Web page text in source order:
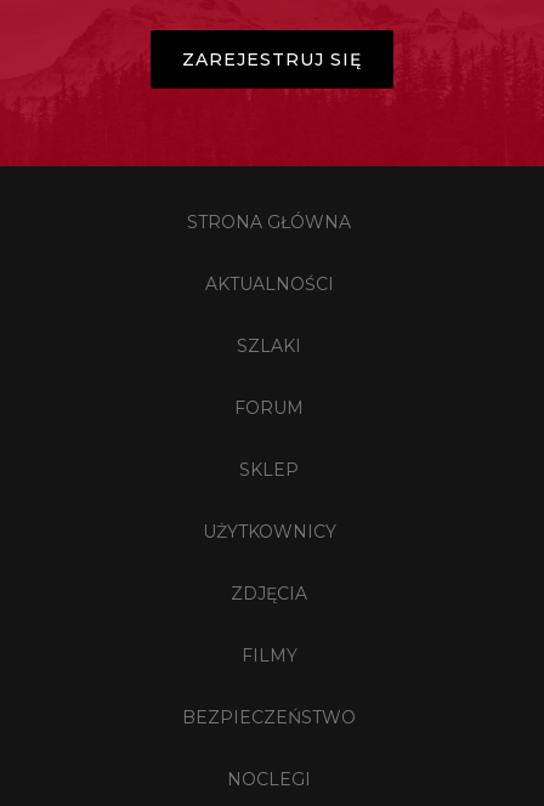
ZAREJESTRUJ SIĘ
STRONA GŁÓWNA
AKTUALNOŚCI
SZLAKI
FORUM
SKLEP
UŻYTKOWNICY
ZDJĘCIA
FILMY
BEZPIECZEŃSTWO
NOCLEGI